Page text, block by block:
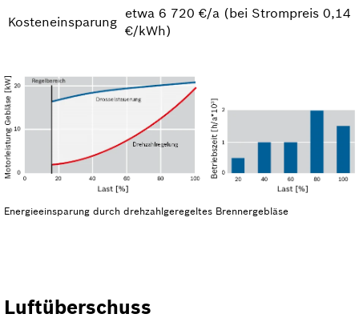
Kosteneinsparung
etwa 6 720 €/a (bei Strompreis 0,14
€/kWh)
Energieeinsparung durch drehzahlgeregeltes Brennergebläse
Luftüberschuss